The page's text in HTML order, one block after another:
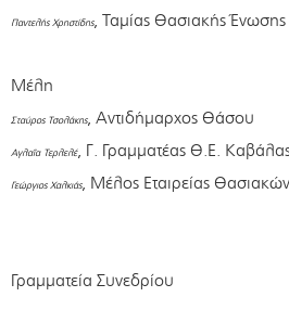
Παντελής Χρηστίδης, Ταμίας Θασιακής
Μέλη
Σταύρος Τσολάκης, Αντιδήμαρχος Θάσου
Αγλαΐα Τερλελέ, Γ. Γραμματέας Θ.Ε.
Γεώργιος Χαλκιάς, Μέλος Εταιρείας
Γραμματεία Συνεδρίου